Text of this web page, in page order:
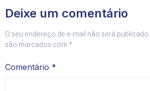
Deixe um comentário
O seu endereço de e-mail não será publicado.
são marcados com*
Comentário *